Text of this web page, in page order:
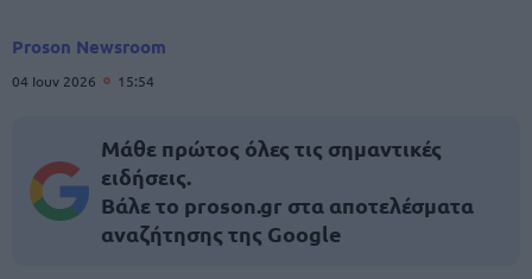
Proson Newsroom
04 Ιουν 2026 15:54
Μάθε πρώτος όλες τις σημαντικές
ειδήσεις.
Βάλε το proson.gr στα αποτελέσματα
αναζήτησης της Google